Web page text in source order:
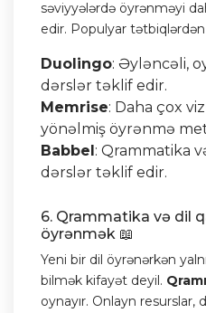
səviyyələrdə öyrənməyi
edir. Populyar tətbiqlərdən
Duolingo: Əyləncəli,
dərslər təklif edir.
Memrise: Daha çox
yönəlmiş öyrənmə
Babbel: Qrammatika
dərslər təklif edir.
6. Qrammatika və dil
öyrənmək 📖
Yeni bir dil öyrənərkən
bilmək kifayət deyil.
oynayır. Onlayn resurslar,